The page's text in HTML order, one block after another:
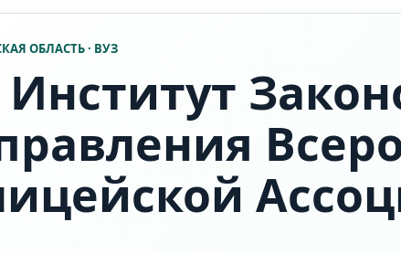
ОБЛАСТЬ · ВУЗ
Институт